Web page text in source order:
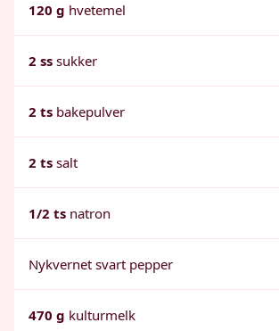
120 g hvetemel
2 ss sukker
2 ts bakepulver
2 ts salt
1/2 ts natron
Nykvernet svart pepper
470 g kulturmelk